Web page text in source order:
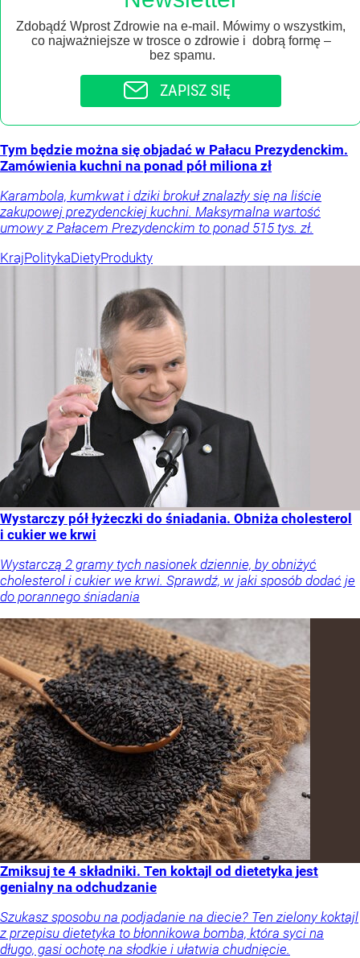
Zdobądź Wprost Zdrowie na e-mail. Mówimy o wszystkim,
co najważniejsze w trosce o zdrowie i dobrą formę –
bez spamu.
ZAPISZ SIĘ
Tym będzie można się objadać w Pałacu Prezydenckim.
Zamówienia kuchni na ponad pół miliona zł
Karambola, kumkwat i dziki brokuł znalazły się na liście
zakupowej prezydenckiej kuchni. Maksymalna wartość
umowy z Pałacem Prezydenckim to ponad 515 tys. zł.
KrajPolitykaDietyProdukty
Wystarczy pół łyżeczki do śniadania. Obniża cholesterol
i cukier we krwi
Wystarczą 2 gramy tych nasionek dziennie, by obniżyć
cholesterol i cukier we krwi. Sprawdź, w jaki sposób dodać je
do porannego śniadania
Zmiksuj te 4 składniki. Ten koktajl od dietetyka jest
genialny na odchudzanie
Szukasz sposobu na podjadanie na diecie? Ten zielony koktajl
z przepisu dietetyka to błonnikowa bomba, która syci na
długo, gasi ochotę na słodkie i ułatwia chudnięcie.